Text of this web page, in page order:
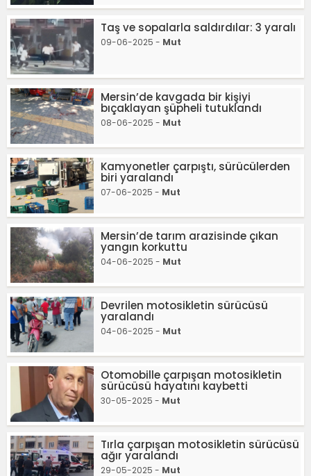
Taş ve sopalarla saldırdılar: 3 yaralı
09-06-2025 - Mut
Mersin’de kavgada bir kişiyi
bıçaklayan şüpheli tutuklandı
08-06-2025 - Mut
Kamyonetler çarpıştı, sürücülerden
biri yaralandı
07-06-2025 - Mut
Mersin’de tarım arazisinde çıkan
yangın korkuttu
04-06-2025 - Mut
Devrilen motosikletin sürücüsü
yaralandı
04-06-2025 - Mut
Otomobille çarpışan motosikletin
sürücüsü hayatını kaybetti
30-05-2025 - Mut
Tırla çarpışan motosikletin sürücüsü
ağır yaralandı
29-05-2025 - Mut